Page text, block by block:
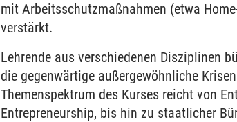
mit Arbeitsschutzmaßnahmen (etwa
verstärkt.
Lehrende aus verschiedenen Disziplinen
die gegenwärtige außergewöhnliche
Themenspektrum des Kurses reicht von
Entrepreneurship, bis hin zu staatlicher